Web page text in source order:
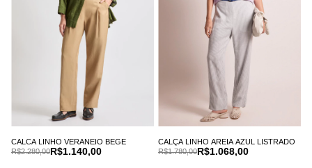
CALCA LINHO VERANEIO BEGE
R$1.140,00
R$2.280,00
CALÇA LINHO AREIA AZUL LISTRADO
R$1.068,00
R$1.780,00